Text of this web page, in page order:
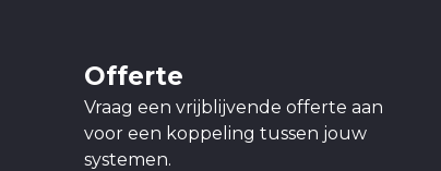
Offerte
Vraag een vrijblijvende offerte aan
voor een koppeling tussen jouw
systemen.